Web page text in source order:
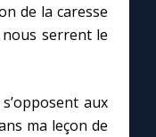
de la caresse
serrent le
aux
ma leçon de